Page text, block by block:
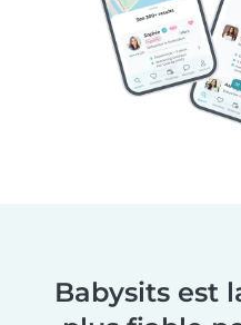
Babysits est